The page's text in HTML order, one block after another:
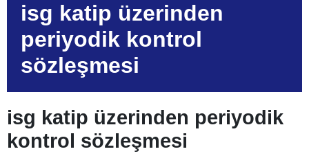
isg katip üzerinden
periyodik kontrol
sözleşmesi
isg katip üzerinden periyodik
kontrol sözleşmesi